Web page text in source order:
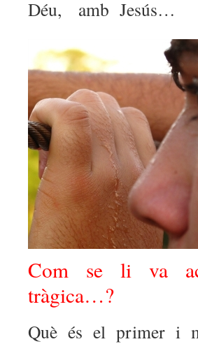
Déu, amb Jesús…
Com se li va
tràgica…?
Què és el primer i